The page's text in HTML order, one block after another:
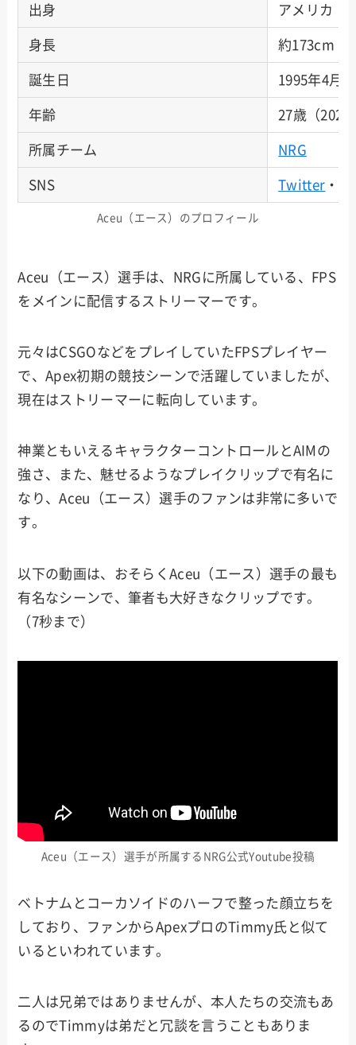
出身 アメリカ
身長 約173cm
誕生日 1995年4月7
年齢 27歳（2022
所属チーム NRG
SNS Twitter ・
Aceu（エース）のプロフィール
Aceu（エース）選手は、NRGに所属している、FPS
をメインに配信するストリーマーです。
元々はCSGOなどをプレイしていたFPSプレイヤー
で、Apex初期の競技シーンで活躍していましたが、
現在はストリーマーに転向しています。
神業ともいえるキャラクターコントロールとAIMの
強さ、また、魅せるようなプレイクリップで有名に
なり、Aceu（エース）選手のファンは非常に多いで
す。
以下の動画は、おそらくAceu（エース）選手の最も
有名なシーンで、筆者も大好きなクリップです。
（7秒まで）
Aceu（エース）選手が所属するNRG公式Youtube投稿
ベトナムとコーカソイドのハーフで整った顔立ちを
しており、ファンからApexプロのTimmy氏と似て
いるといわれています。
二人は兄弟ではありませんが、本人たちの交流もあ
るのでTimmyは弟だと冗談を言うこともありま